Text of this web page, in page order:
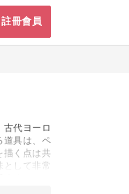
註冊會員
古代ヨーロ
道具は、ペ
描く点は共
として非常
ること